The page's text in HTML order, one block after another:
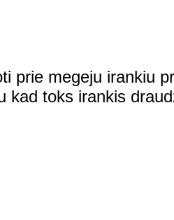
prie megeju irankiu
kad toks irankis